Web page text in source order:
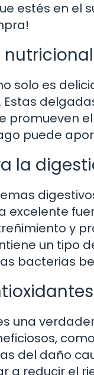
estés en el
solo es
Estas
promueven
puede
la
excelente
y
un tipo
bacterias
una
del daño
a reducir el